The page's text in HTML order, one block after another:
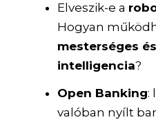
Elveszik-e a
Hogyan
mesterséges
intelligencia?
Open Banking:
valóban nyílt